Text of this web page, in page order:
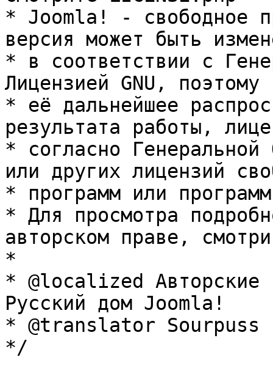
* Joomla! - свободное
версия может быть
* в соответствии с
Лицензией GNU, поэтому
* её дальнейшее
результата работы,
* согласно Генеральной
или других лицензий
* программ или
* Для просмотра
авторском праве,
*
* @localized Авторские
Русский дом Joomla!
* @translator Sourpuss
*/